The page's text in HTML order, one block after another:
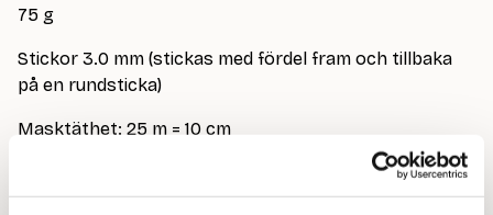
75 g
Stickor 3.0 mm (stickas med fördel fram och tillbaka
på en rundsticka)
Masktäthet: 25 m = 10 cm
På bild stickad i Cashmere Dark navy 5882, Matcha
9564 och Beige melange 3021